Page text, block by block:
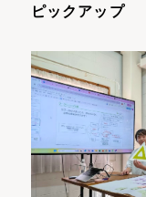
ピックアップ